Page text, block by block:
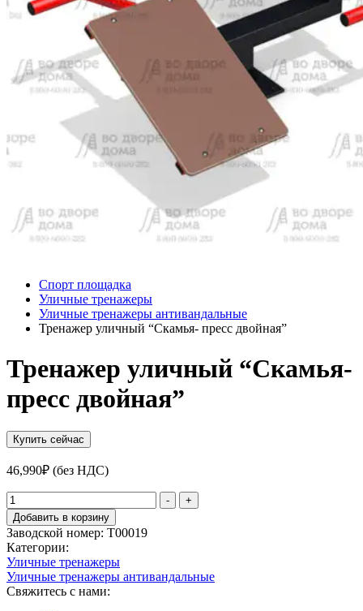
Спорт площадка
Уличные тренажеры
Уличные тренажеры антивандальныe
Тренажер уличный “Скамья- пресс двойная”
Тренажер уличный “Скамья-
пресс двойная”
Купить сейчас
46,990₽ (без НДС)
Количество
товара
Тренажер
уличный
"Скамья-
пресс
двойная"
-
+
Добавить в корзину
Заводской номер: Т00019
Категории:
Уличные тренажеры
Уличные тренажеры антивандальныe
Свяжитесь с нами: